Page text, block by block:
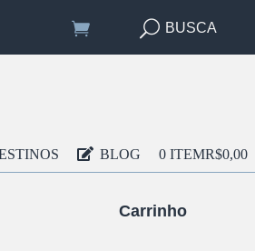
BUSCA
BLOG 0 ITEMR$0,00
Carrinho